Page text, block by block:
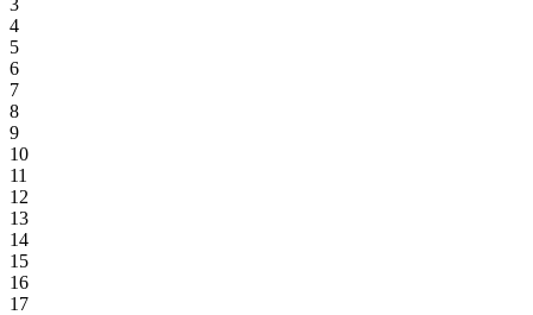
3
4
5
6
7
8
9
10
11
12
13
14
15
16
17